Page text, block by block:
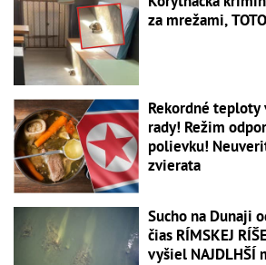
za mrežami,
Rekordné teploty
rady! Režim
polievku!
zvierata
Sucho na Dunaji
čias RÍMSKEJ
vyšiel NAJDLHŠÍ